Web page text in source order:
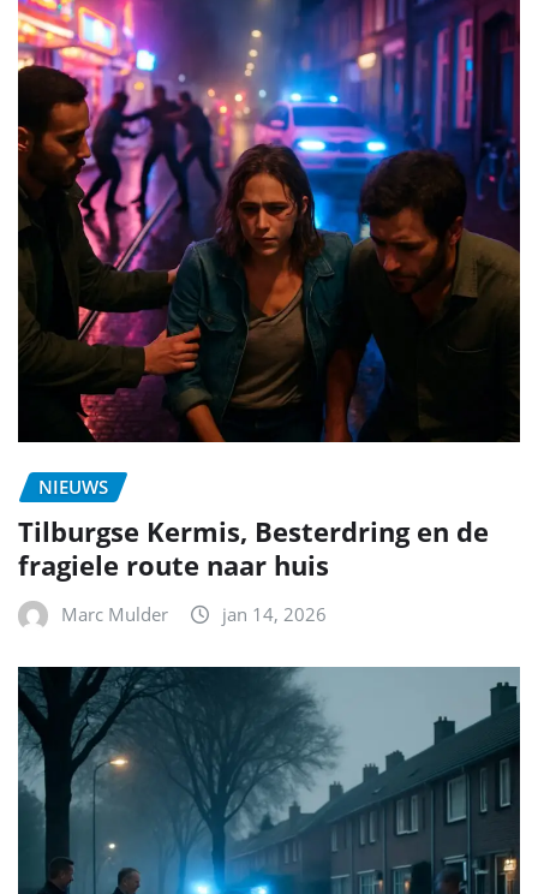
NIEUWS
Tilburgse Kermis, Besterdring en de
fragiele route naar huis
Marc Mulder jan 14, 2026